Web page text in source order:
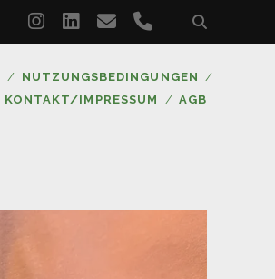
instagram
linkedin
emailphone
NUTZUNGSBEDINGUNGEN
KONTAKT/IMPRESSUM AGB